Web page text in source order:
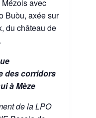
avec
Buòu, axée sur
du château de
des corridors
à Mèze
de la LPO